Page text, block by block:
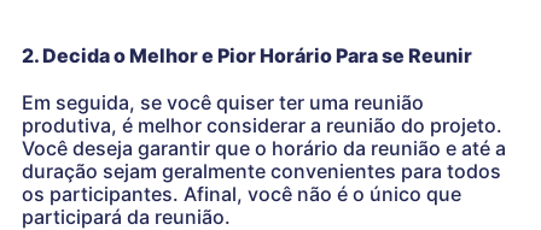
2. Decida o Melhor e Pior Horário Para se Reunir
Em seguida, se você quiser ter uma reunião
produtiva, é melhor considerar a reunião do projeto.
Você deseja garantir que o horário da reunião e até a
duração sejam geralmente convenientes para todos
os participantes. Afinal, você não é o único que
participará da reunião.